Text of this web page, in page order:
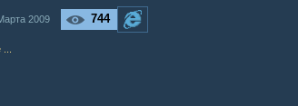
2009 744
...